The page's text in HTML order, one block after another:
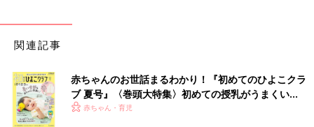
関連記事
赤ちゃんのお世話まるわかり！『初めてのひよこクラ
ブ 夏号』〈巻頭大特集〉初めての授乳がうまくい
く！ おっぱい・ミルクの基本と夏のトラブル 解決テ
赤ちゃん・育児